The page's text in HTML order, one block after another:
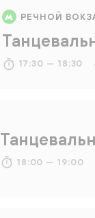
РЕЧНОЙ
17:30 — 18:30
18:00 — 19:00